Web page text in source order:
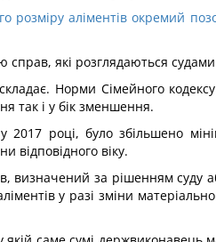
розміру аліментів окремий
які розглядаються
Норми Сімейного
так і у бік зменшення.
2017 році, було збільшено
відповідного віку.
визначений за рішенням
у разі зміни